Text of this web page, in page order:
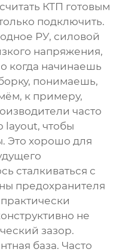
КТП готовым
подключить.
РУ, силовой
напряжения,
когда начинаешь
понимаешь,
к примеру,
часто
layout, чтобы
Это хорошо для
сталкиваться с
предохранителя
не
зазор.
база. Часто